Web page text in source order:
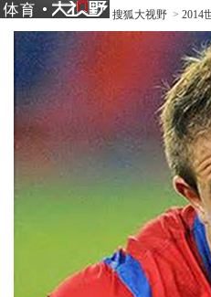
搜狐大视野 > 2014